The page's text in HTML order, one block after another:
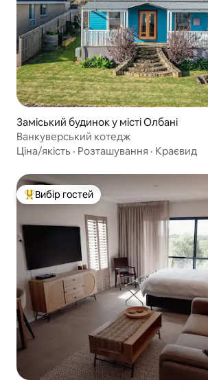
Заміський будинок у місті Олбані
Ванкуверський котедж
Ціна/якість · Розташування · Краєвид
Топ вибір гостей
Вибір гостей